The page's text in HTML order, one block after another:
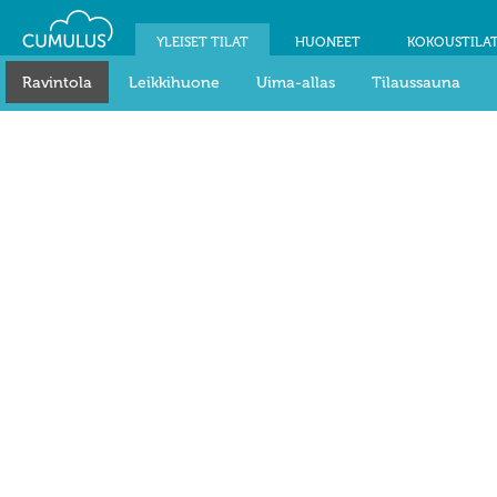
YLEISET TILAT HUONEET
Ravintola Leikkihuone Uima-allas Tilaussauna